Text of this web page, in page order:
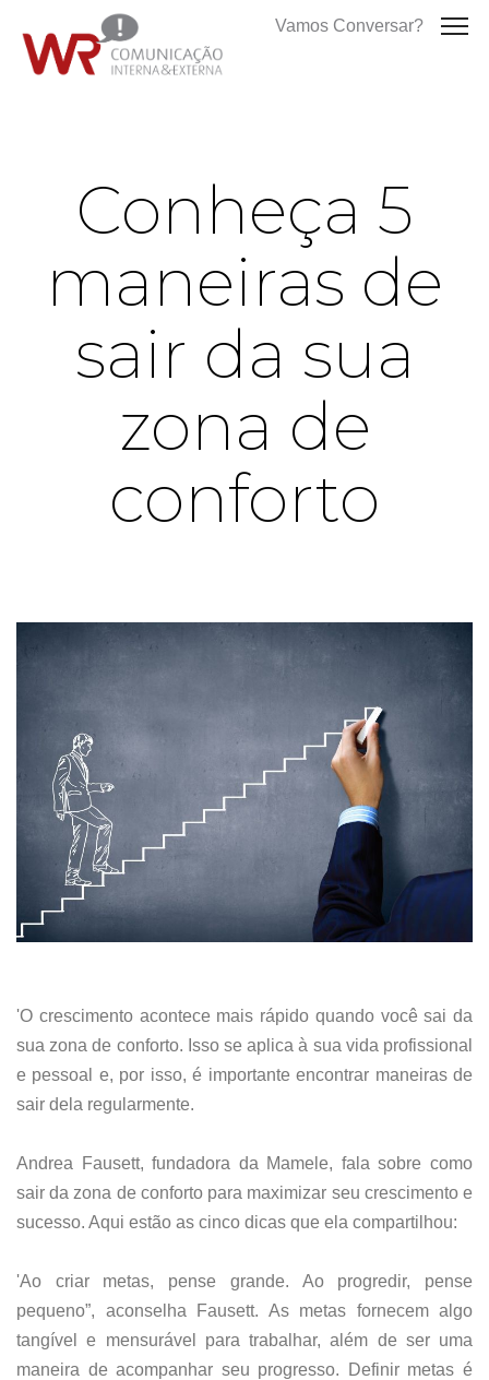
Vamos Conversar?
Conheça 5
maneiras de
sair da sua
zona de
conforto
'O crescimento acontece mais rápido quando você sai da
sua zona de conforto. Isso se aplica à sua vida profissional
e pessoal e, por isso, é importante encontrar maneiras de
sair dela regularmente.
Andrea Fausett, fundadora da Mamele, fala sobre como
sair da zona de conforto para maximizar seu crescimento e
sucesso. Aqui estão as cinco dicas que ela compartilhou:
'Ao criar metas, pense grande. Ao progredir, pense
pequeno”, aconselha Fausett. As metas fornecem algo
tangível e mensurável para trabalhar, além de ser uma
maneira de acompanhar seu progresso. Definir metas é